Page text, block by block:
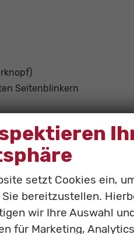
Seitenblinkern
Seitenscheiben)
setzt Cookies ein,
bereitzustellen.
wir Ihre Auswahl
für Marketing,